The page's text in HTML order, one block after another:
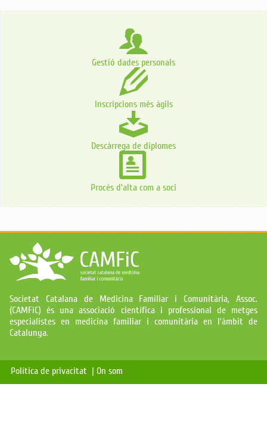
Gestió dades personals
Inscripcions més àgils
Descàrrega de diplomes
Procés d’alta com a soci
Societat Catalana de Medicina Familiar i Comunitària, Assoc.
(CAMFiC) és una associació científica i professional de metges
especialistes en medicina familiar i comunitària en l'àmbit de
Catalunya.
Política de privacitat | On som